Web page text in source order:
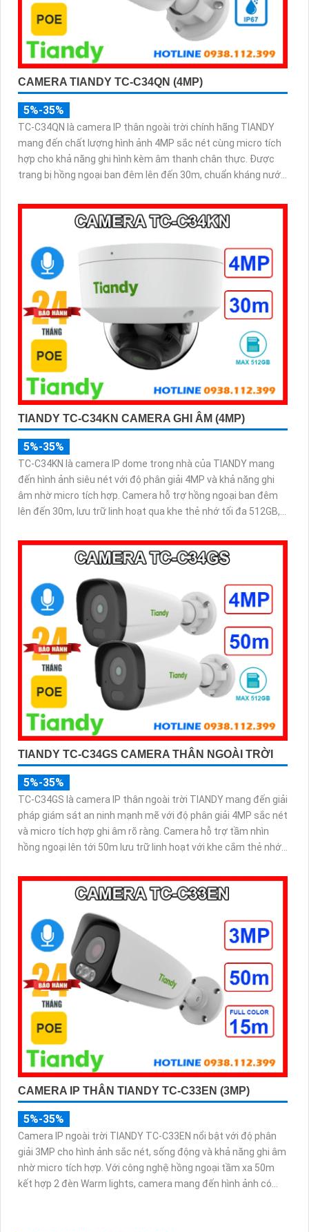
CAMERA TIANDY TC-C34QN (4MP)
5%-35%
TC-C34QN là camera IP thân ngoài trời chính hãng TIANDY
mang đến chất lượng hình ảnh 4MP sắc nét cùng micro tích
hợp cho khả năng ghi hình kèm âm thanh chân thực. Được
trang bị hồng ngoại ban đêm lên đến 30m, chuẩn kháng nước
trong mọi điều kiện thời tiết
TIANDY TC-C34KN CAMERA GHI ÂM (4MP)
5%-35%
TC-C34KN là camera IP dome trong nhà của TIANDY mang
đến hình ảnh siêu nét với độ phân giải 4MP và khả năng ghi
âm nhờ micro tích hợp. Camera hỗ trợ hồng ngoại ban đêm
lên đến 30m, lưu trữ linh hoạt qua khe thẻ nhớ tối đa 512GB,
TIANDY TC-C34GS CAMERA THÂN NGOÀI TRỜI
5%-35%
TC-C34GS là camera IP thân ngoài trời TIANDY mang đến giải
pháp giám sát an ninh mạnh mẽ với độ phân giải 4MP sắc nét
và micro tích hợp ghi âm rõ ràng. Camera hỗ trợ tầm nhìn
hồng ngoại lên tới 50m lưu trữ linh hoạt với khe cắm thẻ nhớ
CAMERA IP THÂN TIANDY TC-C33EN (3MP)
5%-35%
Camera IP ngoài trời TIANDY TC-C33EN nổi bật với độ phân
giải 3MP cho hình ảnh sắc nét, sống động và khả năng ghi âm
nhờ micro tích hợp. Với công nghệ hồng ngoại tầm xa 50m
kết hợp 2 đèn Warm lights, camera mang đến hình ảnh có